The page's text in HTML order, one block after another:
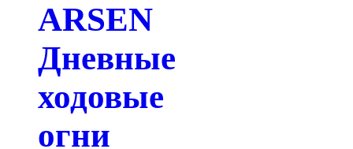
ARSEN
Дневные
ходовые
огни